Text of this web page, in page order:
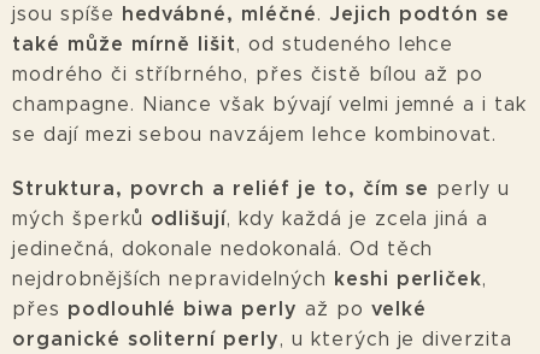
jsou spíše hedvábné, mléčné. Jejich podtón se
také může mírně lišit, od studeného lehce
modrého či stříbrného, přes čistě bílou až po
champagne. Niance však bývají velmi jemné a i tak
se dají mezi sebou navzájem lehce kombinovat.
Struktura, povrch a reliéf je to, čím se perly u
mých šperků odlišují, kdy každá je zcela jiná a
jedinečná, dokonale nedokonalá. Od těch
nejdrobnějších nepravidelných keshi perliček,
přes podlouhlé biwa perly až po velké
organické soliterní perly, u kterých je diverzita